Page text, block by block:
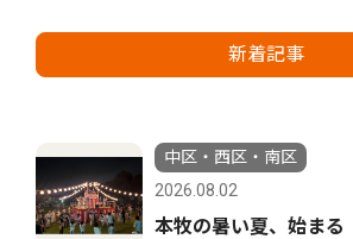
新着記事
中区・西区・南区
2026.08.02
本牧の暑い夏、始ま